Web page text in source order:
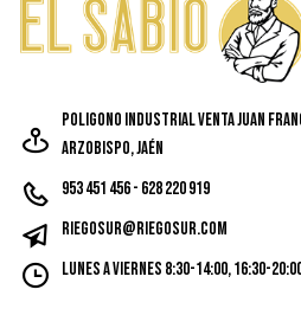
Poligono Industrial Venta Juan
Arzobispo, Jaén
953 451 456 - 628 220 919
riegosur@riegosur.com
Lunes a Viernes 8:30-14:00, 16:30-